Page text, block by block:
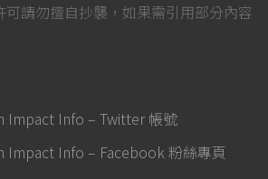
請勿擅自抄襲，如果需引用部分內容
Impact Info – Twitter 帳號
Impact Info – Facebook 粉絲專頁